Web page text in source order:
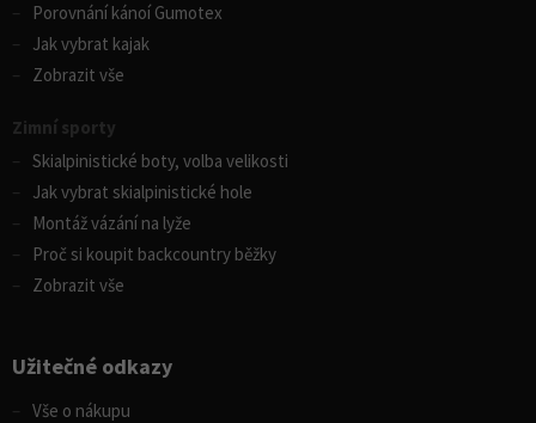
Porovnání kánoí Gumotex
Jak vybrat kajak
Zobrazit vše
Zimní sporty
Skialpinistické boty, volba velikosti
Jak vybrat skialpinistické hole
Montáž vázání na lyže
Proč si koupit backcountry běžky
Zobrazit vše
Užitečné odkazy
Vše o nákupu